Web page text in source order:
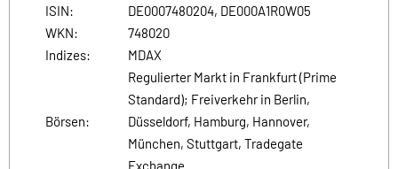
ISIN:
DE0007480204, DE000A1R0W05
WKN:
748020
Indizes:
MDAX
Börsen:
Regulierter Markt in Frankfurt (Prime
Standard); Freiverkehr in Berlin,
Düsseldorf, Hamburg, Hannover,
München, Stuttgart, Tradegate
Exchange